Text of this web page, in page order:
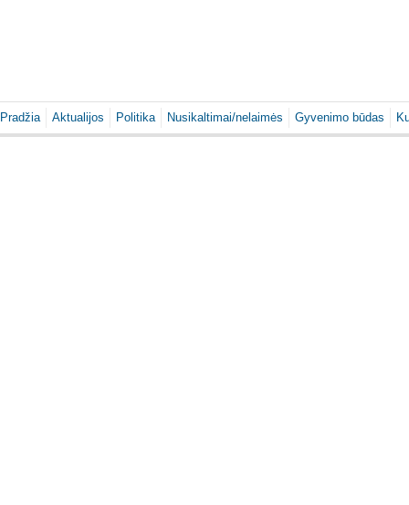
Pradžia Aktualijos Politika Nusikaltimai/nelaimės Gyvenimo būdas